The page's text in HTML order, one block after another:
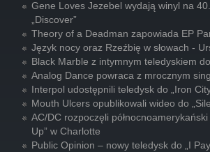
Gene Loves Jezebel wydają winyl na
„Discover”
Theory of a Deadman zapowiada EP
Język nocy oraz Rzeźbię w słowach -
Black Marble z intymnym teledyskiem do
Analog Dance powraca z mrocznym
Interpol udostępnili teledysk do „Iron
Mouth Ulcers opublikowali wideo do
AC/DC rozpoczęli
Up” w Charlotte
Public Opinion – nowy teledysk do „I